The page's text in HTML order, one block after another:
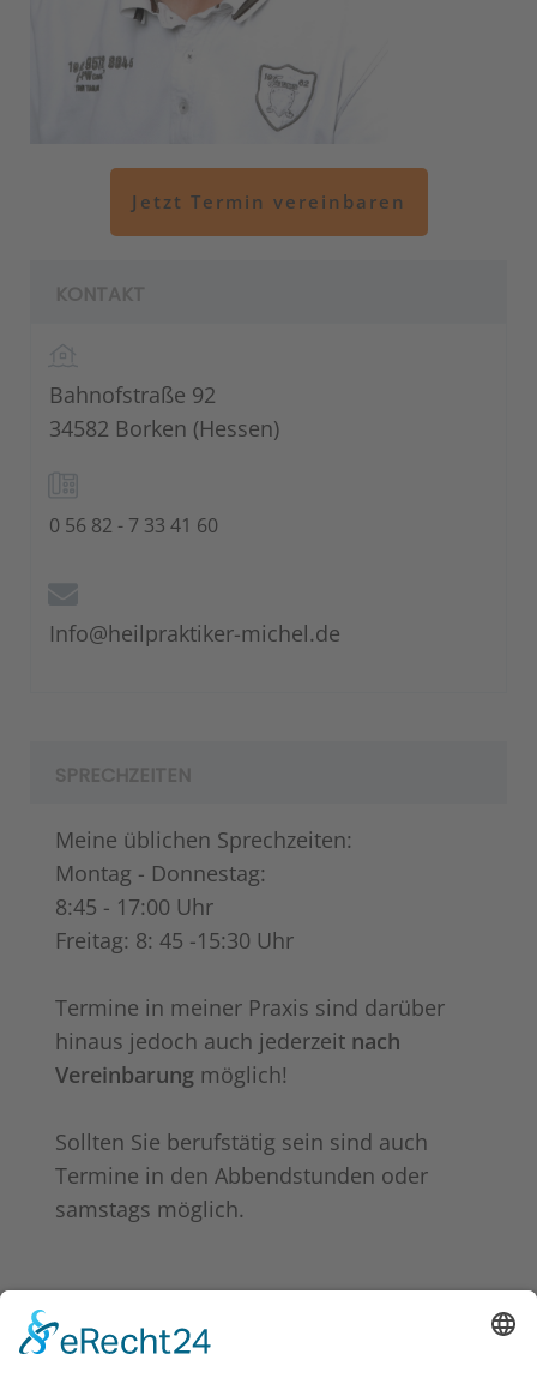
Jetzt Termin vereinbaren
KONTAKT
Bahnofstraße 92
34582 Borken (Hessen)
0 56 82 - 7 33 41 60
Info@heilpraktiker-michel.de
SPRECHZEITEN
Meine üblichen Sprechzeiten:
Montag - Donnestag:
8:45 - 17:00 Uhr
Freitag: 8: 45 -15:30 Uhr
Termine in meiner Praxis sind darüber
hinaus jedoch auch jederzeit nach
Vereinbarung möglich!
Sollten Sie berufstätig sein sind auch
Termine in den Abbendstunden oder
samstags möglich.